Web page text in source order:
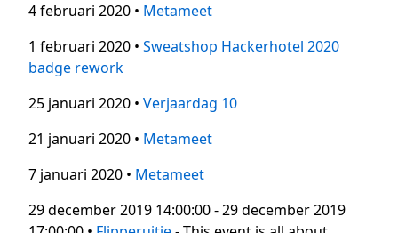
4 februari 2020 • Metameet
1 februari 2020 • Sweatshop Hackerhotel 2020
badge rework
25 januari 2020 • Verjaardag 10
21 januari 2020 • Metameet
7 januari 2020 • Metameet
29 december 2019 14:00:00 - 29 december 2019